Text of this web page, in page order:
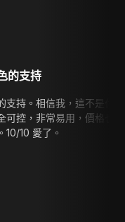
，這不是付費評論。他
用，價格也很有競爭力